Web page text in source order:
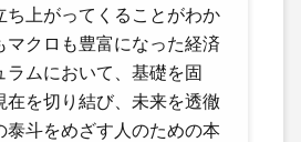
ち上がってくることがわか
マクロも豊富になった経済
ラムにおいて、基礎を固
在を切り結び、未来を透徹
泰斗をめざす人のための本